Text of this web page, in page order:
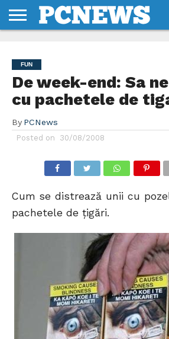
NOI
SI
CONDITII
FUN
De week-end: Sa
cu pachetele de
By PCNews
Posted on 30/08/2008
Cum se distrează unii cu
pachetele de ţigări.